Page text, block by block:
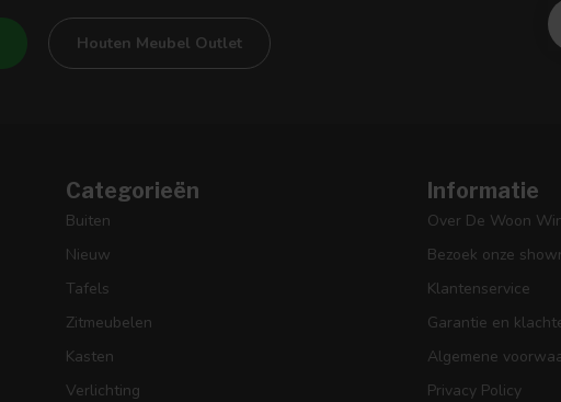
Houten Meubel Outlet
Categorieën
Buiten
Nieuw
Tafels
Zitmeubelen
Kasten
Verlichting
Informatie
Over De Woon
Bezoek onze
Klantenservice
Garantie en
Algemene
Privacy Policy